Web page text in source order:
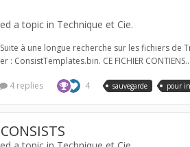
a topic in Technique et Cie.
à une longue recherche sur les fichiers
: ConsistTemplates.bin. CE FICHIER CONTIENS...
4 replies 4 sauvegarde pour